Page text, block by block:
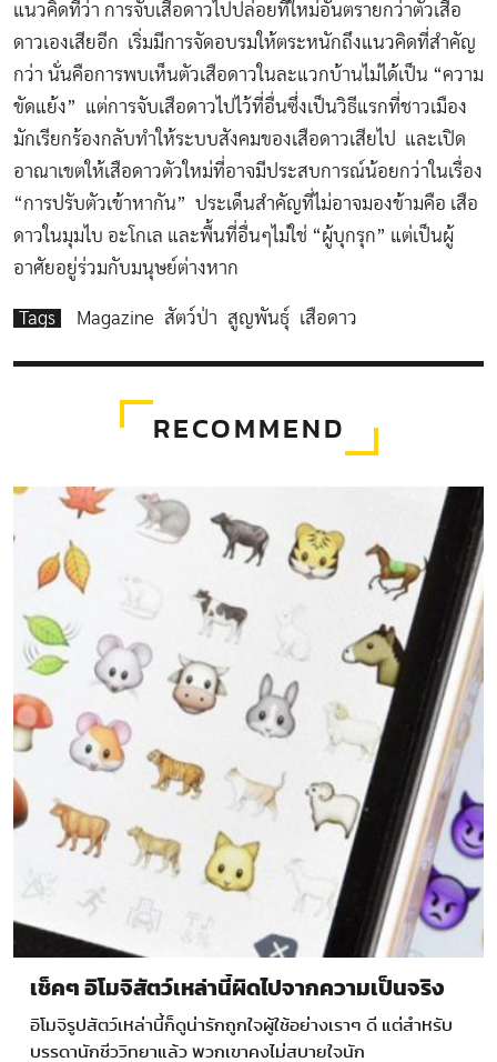
แนวคิดที่ว่า การจับเสือดาวไปปล่อยที่ใหม่อันตรายกว่าตัวเสือ
ดาวเองเสียอีก เริ่มมีการจัดอบรมให้ตระหนักถึงแนวคิดที่สำคัญ
กว่า นั่นคือการพบเห็นตัวเสือดาวในละแวกบ้านไม่ได้เป็น “ความ
ขัดแย้ง” แต่การจับเสือดาวไปไว้ที่อื่นซึ่งเป็นวิธีแรกที่ชาวเมือง
มักเรียกร้องกลับทำให้ระบบสังคมของเสือดาวเสียไป และเปิด
อาณาเขตให้เสือดาวตัวใหม่ที่อาจมีประสบการณ์น้อยกว่าในเรื่อง
“การปรับตัวเข้าหากัน” ประเด็นสำคัญที่ไม่อาจมองข้ามคือ เสือ
ดาวในมุมไบ อะโกเล และพื้นที่อื่นๆไม่ใช่ “ผู้บุกรุก” แต่เป็นผู้
อาศัยอยู่ร่วมกับมนุษย์ต่างหาก
Tags Magazine สัตว์ป่า สูญพันธุ์ เสือดาว
RECOMMEND
เช็คๆ อิโมจิสัตว์เหล่านี้ผิดไปจากความเป็นจริง
อิโมจิรูปสัตว์เหล่านี้ก็ดูน่ารักถูกใจผู้ใช้อย่างเราๆ ดี แต่สำหรับ
บรรดานักชีววิทยาแล้ว พวกเขาคงไม่สบายใจนัก